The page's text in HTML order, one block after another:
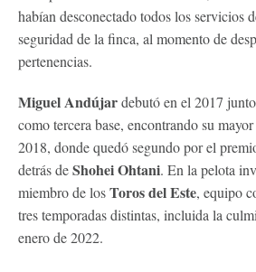
habían desconectado todos los servicios
seguridad de la finca, al momento de
pertenencias.
Miguel Andújardebutó en el 2017
como tercera base, encontrando su
2018, donde quedó segundo por el
detrás deShohei Ohtani. En la pelota
miembro de losToros del Este, equipo
tres temporadas distintas, incluida la
enero de 2022.